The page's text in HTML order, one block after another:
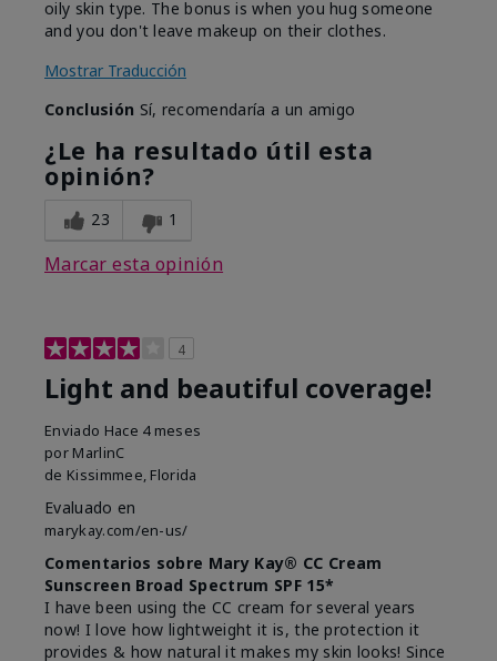
oily skin type. The bonus is when you hug someone
and you don't leave makeup on their clothes.
Mostrar Traducción
Conclusión Sí, recomendaría a un amigo
¿Le ha resultado útil esta
opinión?
23 1
Marcar esta opinión
4
Light and beautiful coverage!
Enviado Hace 4 meses
por MarlinC
de Kissimmee, Florida
Evaluado en
marykay.com/en-us/
Comentarios sobre Mary Kay® CC Cream
Sunscreen Broad Spectrum SPF 15*
I have been using the CC cream for several years
now! I love how lightweight it is, the protection it
provides & how natural it makes my skin looks! Since